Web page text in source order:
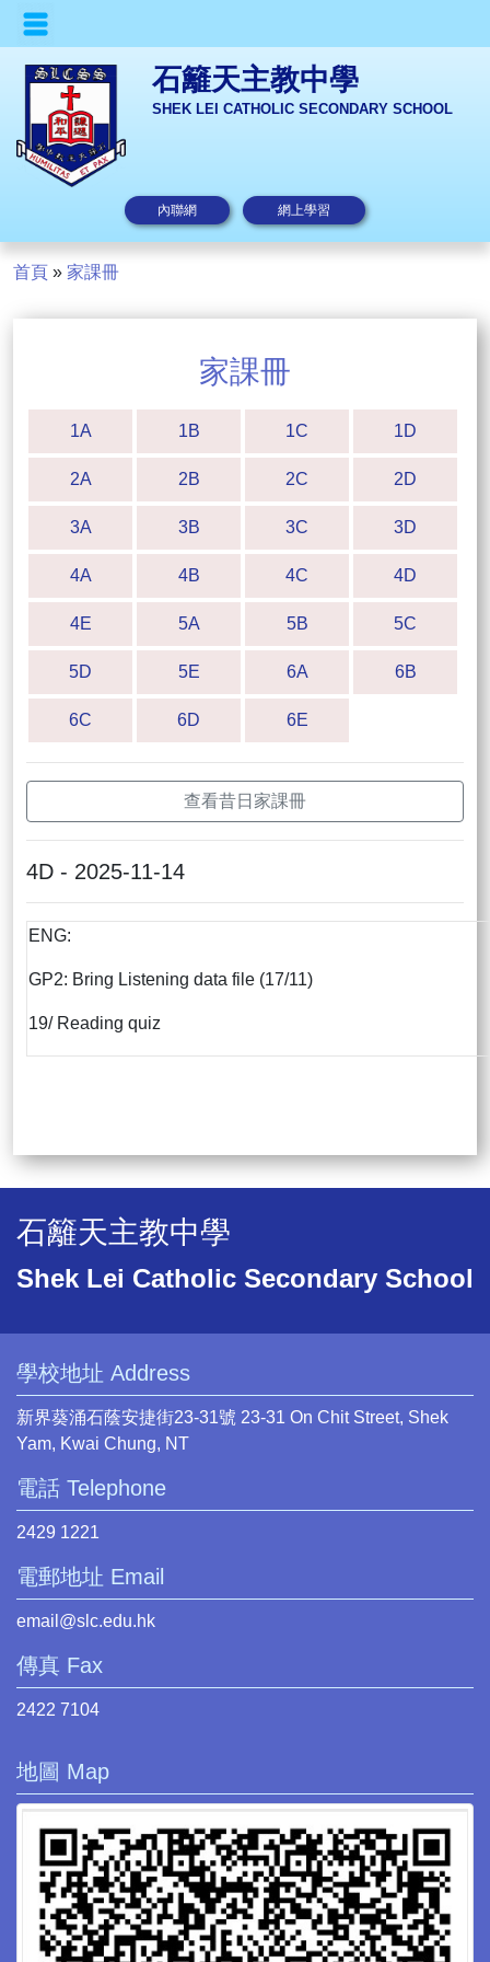
石籬天主教中學
SHEK LEI CATHOLIC SECONDARY SCHOOL
內聯網 網上學習
首頁 » 家課冊
家課冊
1A 1B 1C 1D
2A 2B 2C 2D
3A 3B 3C 3D
4A 4B 4C 4D
4E 5A 5B 5C
5D 5E 6A 6B
6C 6D 6E
查看昔日家課冊
4D - 2025-11-14
ENG:
GP2: Bring Listening data file (17/11)
19/ Reading quiz
石籬天主教中學
Shek Lei Catholic Secondary School
學校地址 Address
新界葵涌石蔭安捷街23-31號 23-31 On Chit Street, Shek
Yam, Kwai Chung, NT
電話 Telephone
2429 1221
電郵地址 Email
email@slc.edu.hk
傳真 Fax
2422 7104
地圖 Map